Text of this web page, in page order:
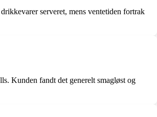
serveret, mens ventetiden fortrak
Kunden fandt det generelt smagløst og